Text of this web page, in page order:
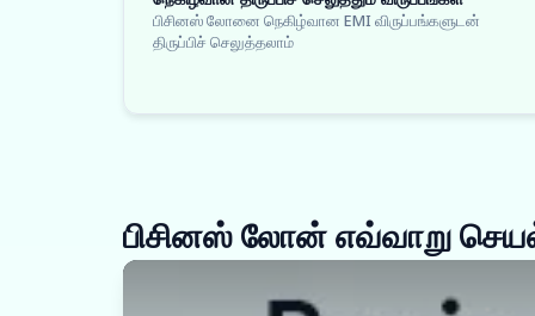
பிசினஸ் லோனை நெகிழ்வான EMI விருப்பங்களுடன்
திருப்பிச் செலுத்தலாம்
பிசினஸ் லோன் எவ்வாறு